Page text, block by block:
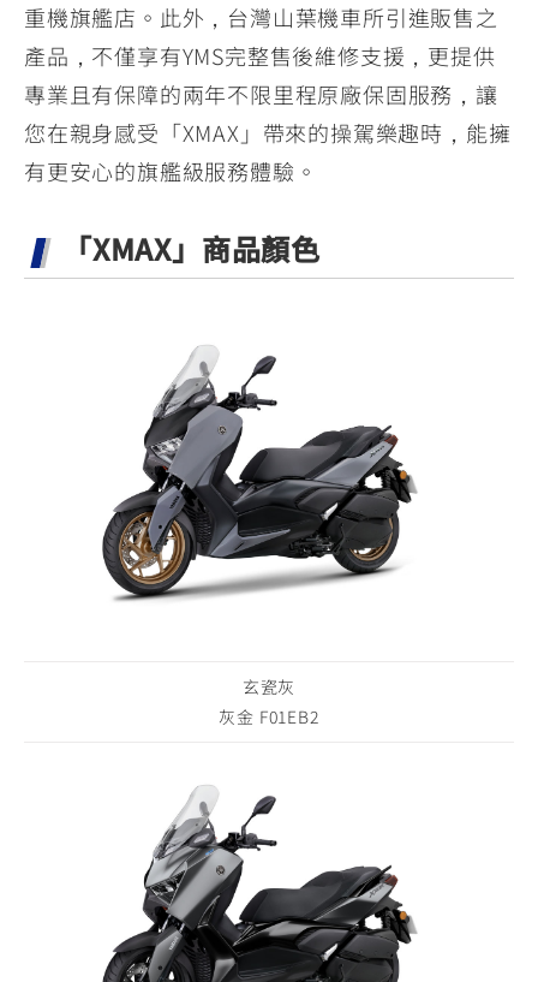
重機旗艦店。此外，台灣山葉機車所引進販售之
產品，不僅享有YMS完整售後維修支援，更提供
專業且有保障的兩年不限里程原廠保固服務，讓
您在親身感受「XMAX」帶來的操駕樂趣時，能擁
有更安心的旗艦級服務體驗。
「XMAX」商品顏色
玄瓷灰
灰金 F01EB2